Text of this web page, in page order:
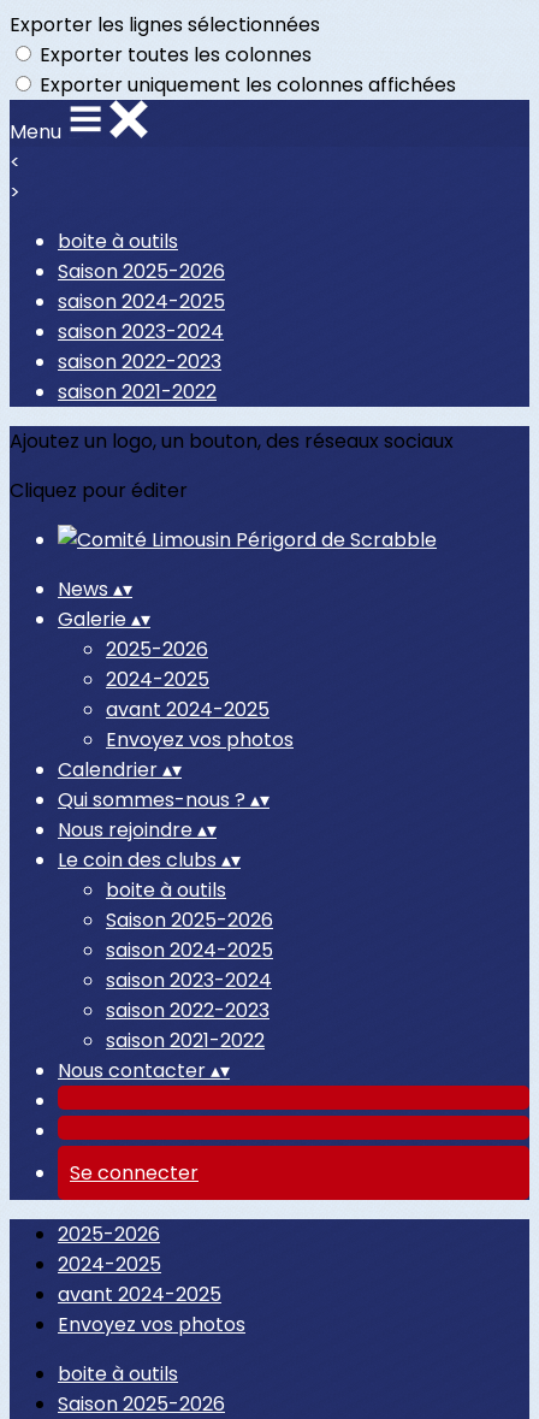
Exporter les lignes sélectionnées
Exporter toutes les colonnes
Exporter uniquement les colonnes affichées
Menu
<
>
boite à outils
Saison 2025-2026
saison 2024-2025
saison 2023-2024
saison 2022-2023
saison 2021-2022
Ajoutez un logo, un bouton, des réseaux sociaux
Cliquez pour éditer
News ▴▾
Galerie▴▾
2025-2026
2024-2025
avant 2024-2025
Envoyez vos photos
Calendrier▴▾
Qui sommes-nous ? ▴▾
Nous rejoindre▴▾
Le coin des clubs ▴▾
boite à outils
Saison 2025-2026
saison 2024-2025
saison 2023-2024
saison 2022-2023
saison 2021-2022
Nous contacter▴▾
Se connecter
2025-2026
2024-2025
avant 2024-2025
Envoyez vos photos
boite à outils
Saison 2025-2026